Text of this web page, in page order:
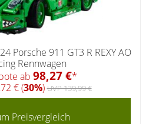
Porsche 911 GT3 R REXY AO
Rennwagen
ab 98,27 €*
€ (30%)UVP 139,99 €
Preisvergleich